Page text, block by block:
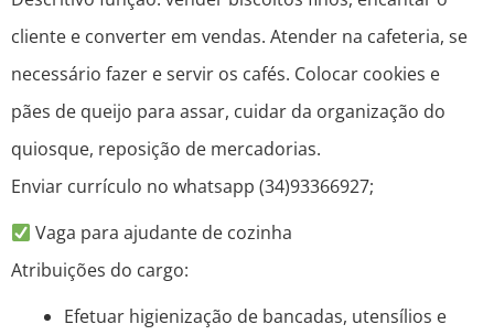
cliente e converter em vendas. Atender na cafeteria, se
necessário fazer e servir os cafés. Colocar cookies e
pães de queijo para assar, cuidar da organização do
quiosque, reposição de mercadorias.
Enviar currículo no whatsapp (34)93366927;
Vaga para ajudante de cozinha
Atribuições do cargo:
Efetuar higienização de bancadas, utensílios e